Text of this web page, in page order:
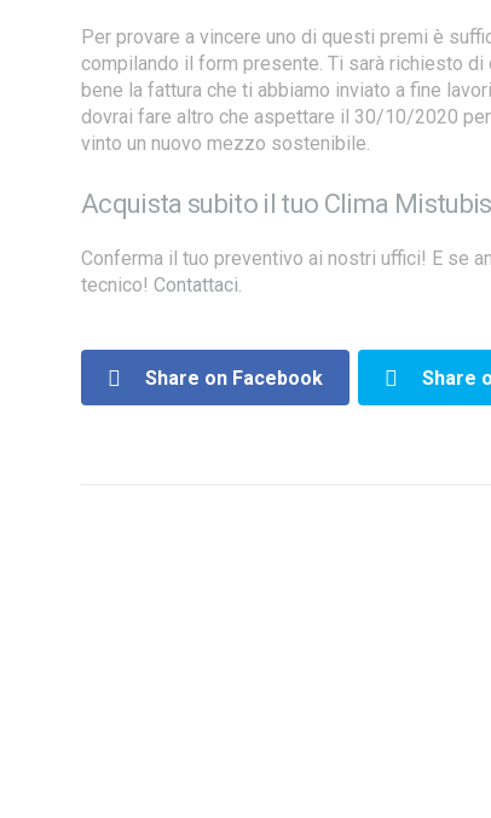
Per provare a vincere uno di questi premi è
compilando il form presente. Ti sarà richiesto di
bene la fattura che ti abbiamo inviato a fine
dovrai fare altro che aspettare il 30/10/2020
vinto un nuovo mezzo sostenibile.
Acquista subito il tuo Clima
Conferma il tuo preventivo ai nostri uffici! E se
tecnico! Contattaci
Share on Facebook Share